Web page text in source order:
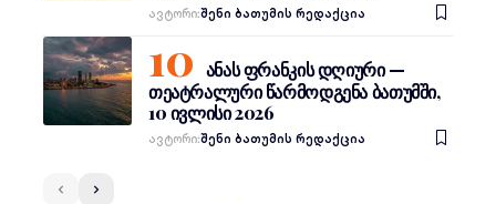
Ავტორი:შენი ბათუმის რედაქცია
ანას ფრანკის დღიური —
თეატრალური წარმოდგენა ბათუმში,
10 ივლისი 2026
Ავტორი:შენი ბათუმის რედაქცია